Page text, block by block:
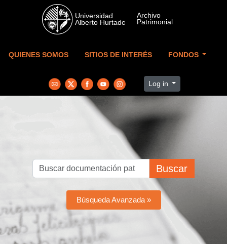
Skip to main content
QUIENES SOMOS SITIOS DE INTERÉS FONDOS
Log in
Buscar
Búsqueda Avanzada »